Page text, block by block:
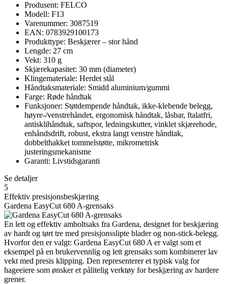
Produsent: FELCO
Modell: F13
Varenummer: 3087519
EAN: 0783929100173
Produkttype: Beskjærer – stor hånd
Lengde: 27 cm
Vekt: 310 g
Skjærekapasitet: 30 mm (diameter)
Klingemateriale: Herdet stål
Håndtaksmateriale: Smidd aluminium/gummi
Farge: Røde håndtak
Funksjoner: Støtdempende håndtak, ikke-klebende belegg,
høyre-/venstrehåndet, ergonomisk håndtak, låsbar, ftalatfri,
antisklihåndtak, saftspor, ledningskutter, vinklet skjærehode,
enhåndsdrift, robust, ekstra langt venstre håndtak,
dobbelthakket tommelstøtte, mikrometrisk
justeringsmekanisme
Garanti: Livstidsgaranti
Se detaljer
5
Effektiv presisjonsbeskjæring
Gardena EasyCut 680 A-grensaks
En lett og effektiv amboltsaks fra Gardena, designet for beskjæring
av hardt og tørt tre med presisjonsslipte blader og non-stick-belegg.
Hvorfor den er valgt: Gardena EasyCut 680 A er valgt som et
eksempel på en brukervennlig og lett grensaks som kombinerer lav
vekt med presis klipping. Den representerer et typisk valg for
hageeiere som ønsker et pålitelig verktøy for beskjæring av hardere
grener.